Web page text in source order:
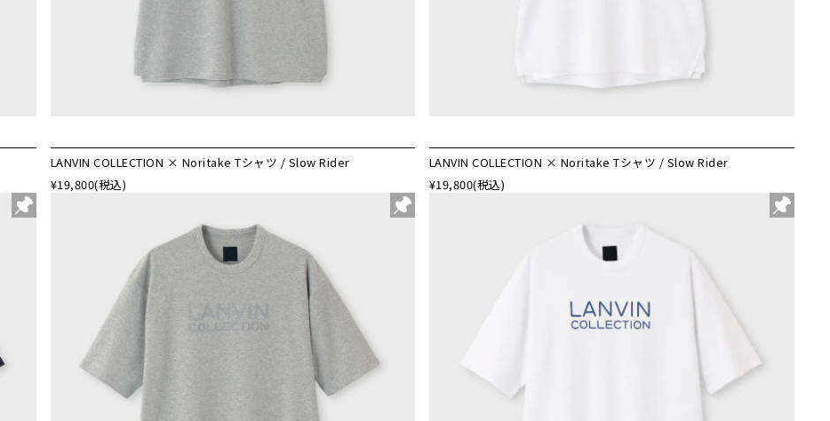
LANVIN COLLECTION × Noritake Tシャツ / Slow Rider
¥19,800(税込)
LANVIN COLLECTION × Noritake Tシャツ / Slow Rider
¥19,800(税込)